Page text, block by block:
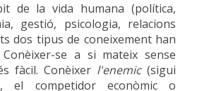
de la vida humana (política,
gestió, psicologia, relacions
dos tipus de coneixement han
se a si mateix sense
fàcil. Conèixer l'enemic(sigui
el competidor econòmic o